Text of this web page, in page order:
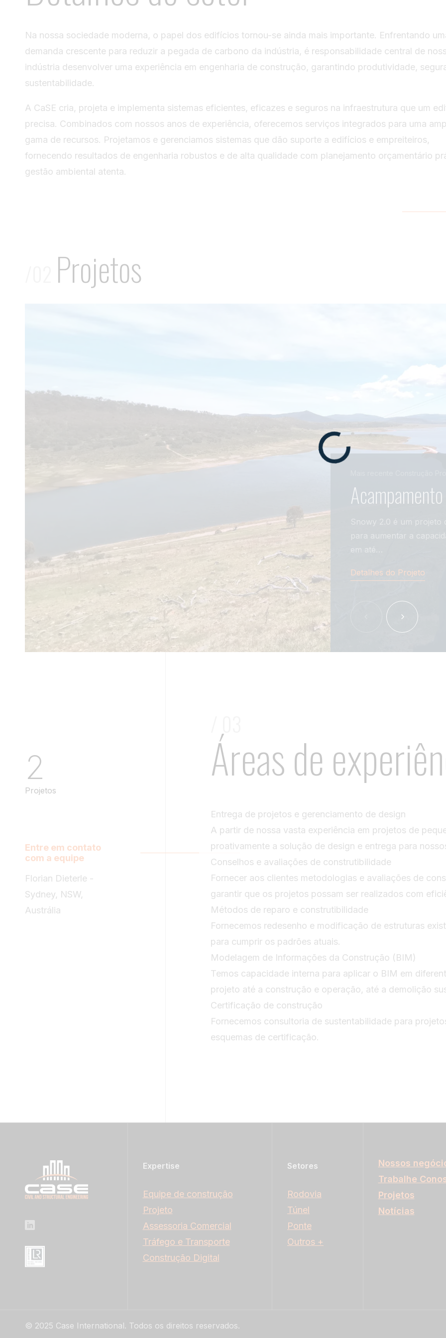
Na nossa sociedade moderna, o papel dos edifícios tornou-se ainda mais importante. Enfrentando
demanda crescente para reduzir a pegada de carbono da indústria, é responsabilidade central de
indústria desenvolver uma experiência em engenharia de construção, garantindo produtividade,
sustentabilidade.
A CaSE cria, projeta e implementa sistemas eficientes, eficazes e seguros na infraestrutura que um
precisa. Combinados com nossos anos de experiência, oferecemos serviços integrados para uma
gama de recursos. Projetamos e gerenciamos sistemas que dão suporte a edifícios e empreiteiros,
fornecendo resultados de engenharia robustos e de alta qualidade com planejamento orçamentário
gestão ambiental atenta.
Projetos
Snowy 2.0 é um
para aumentar a
em até…
Detalhes do Projeto
2
Projetos
Entre em contato
com a equipe
Florian Dieterle -
Sydney, NSW,
Austrália
Áreas de
Entrega de projetos e gerenciamento de design
A partir de nossa vasta experiência em projetos de
proativamente a solução de design e entrega para
Conselhos e avaliações de construtibilidade
Fornecer aos clientes metodologias e avaliações de
garantir que os projetos possam ser realizados com
Métodos de reparo e construtibilidade
Fornecemos redesenho e modificação de estruturas
para cumprir os padrões atuais.
Modelagem de Informações da Construção (BIM)
Temos capacidade interna para aplicar o BIM em
projeto até a construção e operação, até a demolição
Certificação de construção
Fornecemos consultoria de sustentabilidade para
esquemas de certificação.
Expertise
Equipe de construção
Projeto
Assessoria Comercial
Tráfego e Transporte
Construção Digital
Setores
Rodovia
Túnel
Ponte
Outros +
Nossos
Trabalhe
Projetos
Notícias
© 2025 Case International. Todos os direitos reservados.